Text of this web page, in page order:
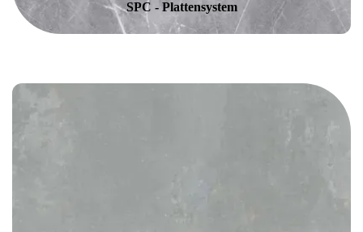
SPC - Plattensystem